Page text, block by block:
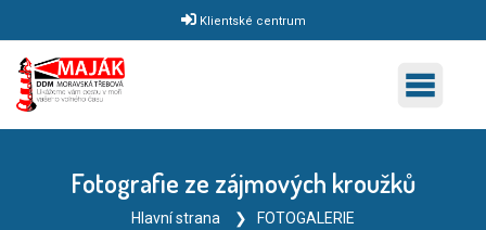
Klientské centrum
Fotografie ze zájmových kroužků
Hlavní strana
FOTOGALERIE